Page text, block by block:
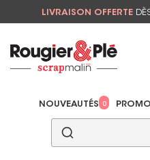
LIVRAISON OFFERTE
NOUVEAUTÉS 0